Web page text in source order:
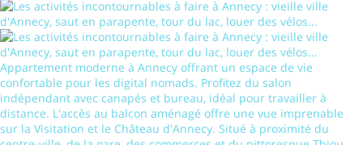
Appartement moderne à Annecy offrant un espace de vie
confortable pour les digital nomads. Profitez du salon
indépendant avec canapés et bureau, idéal pour travailler à
distance. L'accès au balcon aménagé offre une vue imprenable
sur la Visitation et le Château d'Annecy. Situé à proximité du